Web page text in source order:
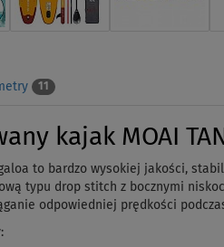
11
kajak MOAI
to bardzo wysokiej jakości,
typu drop stitch z bocznymi
odpowiedniej prędkości